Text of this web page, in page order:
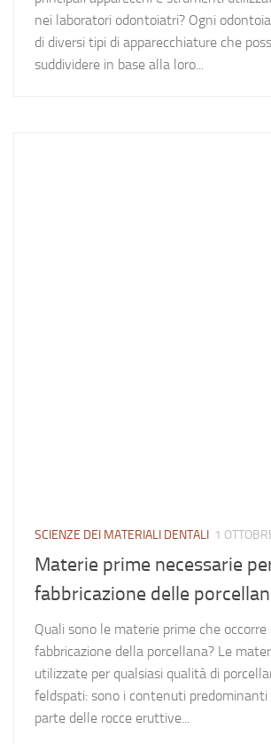
nei laboratori odontoiatri? Ogni
di diversi tipi di apparecchiature che
suddividere in base alla loro...
SCIENZE DEI MATERIALI DENTALI 1
Materie prime necessarie
fabbricazione delle
Quali sono le materie prime che
fabbricazione della porcellana? Le
utilizzate per qualsiasi qualità di
feldspati: sono i contenuti predominanti
parte delle rocce eruttive...